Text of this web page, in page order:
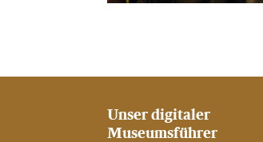
Unser digitaler
Museumsführer